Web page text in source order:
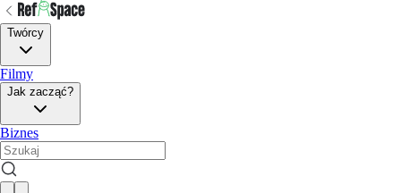
Twórcy
Filmy
Jak zacząć?
Biznes